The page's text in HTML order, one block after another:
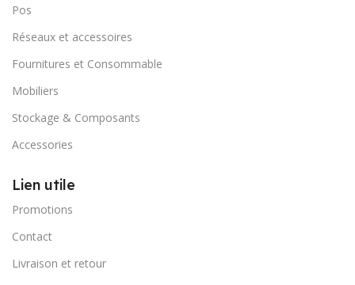
Pos
Réseaux et accessoires
Fournitures et Consommable
Mobiliers
Stockage & Composants
Accessories
Lien utile
Promotions
Contact
Livraison et retour